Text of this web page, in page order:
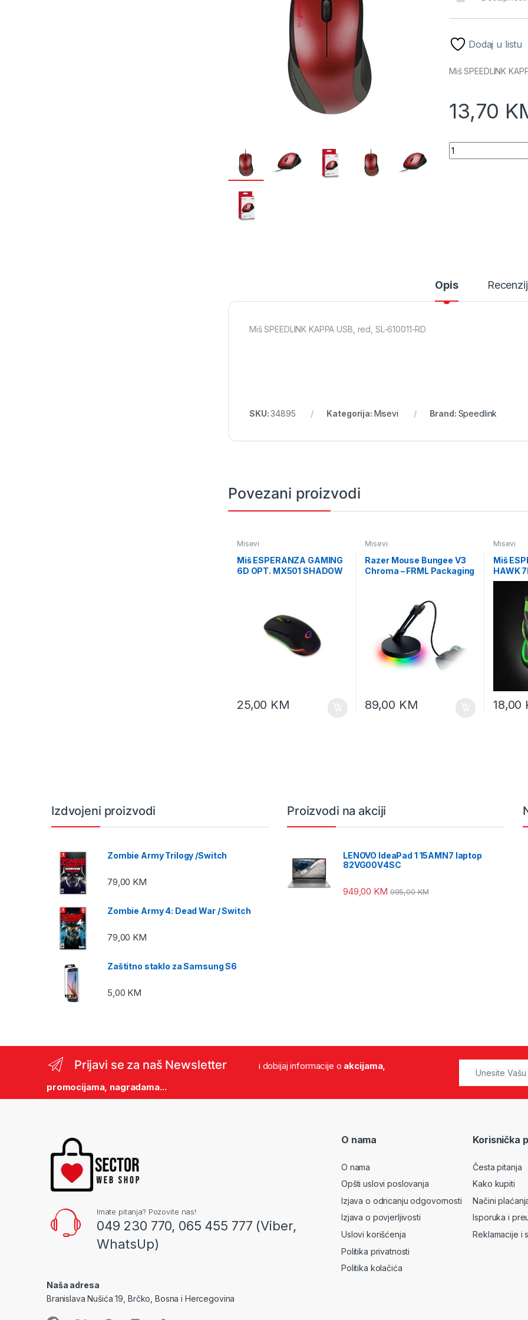
Dodaj u listu
Miš SPEEDLINK
13,70
Miš SPEEDLINK
Opis
Miš SPEEDLINK KAPPA USB, red, SL-610011-RD
SKU:34895 Kategorija: Misevi Brand: Speedlink
Povezani proizvodi
Misevi
Miš ESPERANZA GAMING
6D OPT. MX501 SHADOW
25,00 KM
Misevi
Razer Mouse Bungee V3
Chroma – FRML Packaging
89,00 KM
Misevi
Miš
HAWK
18,00
Izdvojeni proizvodi
Zombie Army Trilogy /Switch
79,00 KM
Zombie Army 4: Dead War / Switch
79,00 KM
Zaštitno staklo za Samsung S6
5,00 KM
Proizvodi na akciji
LENOVO IdeaPad 1 15AMN7 laptop
82VG00V4SC
949,00 KM 995,00KM
Prijavi se za naš Newsletter i dobijaj informacije o akcijama,
promocijama, nagradama...
Imate pitanja? Pozovite nas!
049 230 770, 065 455 777 (Viber,
WhatsUp)
Naša adresa
Branislava Nušića 19, Brčko, Bosna i Hercegovina
O nama
O nama
Opšti uslovi poslovanja
Izjava o odricanju odgovornosti
Izjava o povjerljivosti
Uslovi korišćenja
Politika privatnosti
Politika kolačića
Korisnička
Česta pitanja
Kako kupiti
Načini
Isporuka i
Reklamacije i